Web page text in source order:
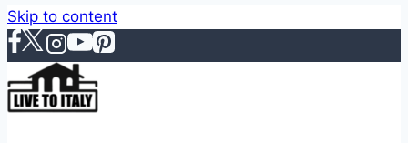
Skip to content